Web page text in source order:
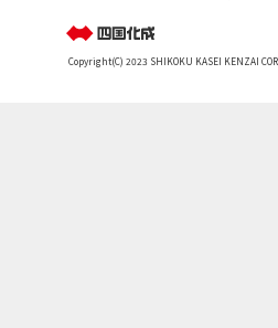
Copyright(C) 2023 SHIKOKU KASEI KENZAI